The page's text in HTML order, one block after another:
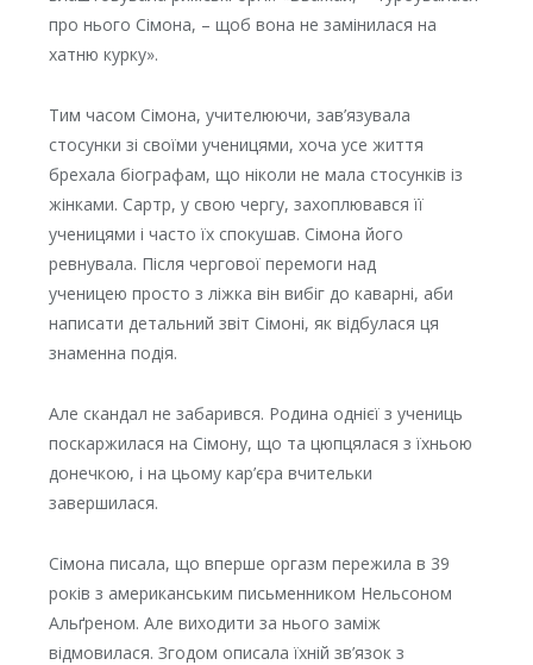
про нього Сімона, – щоб вона не замінилася на
хатню курку».
Тим часом Сімона, учителюючи, зав’язувала
стосунки зі своїми ученицями, хоча усе життя
брехала біографам, що ніколи не мала стосунків із
жінками. Сартр, у свою чергу, захоплювався її
ученицями і часто їх спокушав. Сімона його
ревнувала. Після чергової перемоги над
ученицею просто з ліжка він вибіг до каварні, аби
написати детальний звіт Сімоні, як відбулася ця
знаменна подія.
Але скандал не забарився. Родина однієї з учениць
поскаржилася на Сімону, що та цюпцялася з їхньою
донечкою, і на цьому кар’єра вчительки
завершилася.
Сімона писала, що вперше оргазм пережила в 39
років з американським письменником Нельсоном
Альґреном. Але виходити за нього заміж
відмовилася. Згодом описала їхній зв’язок з